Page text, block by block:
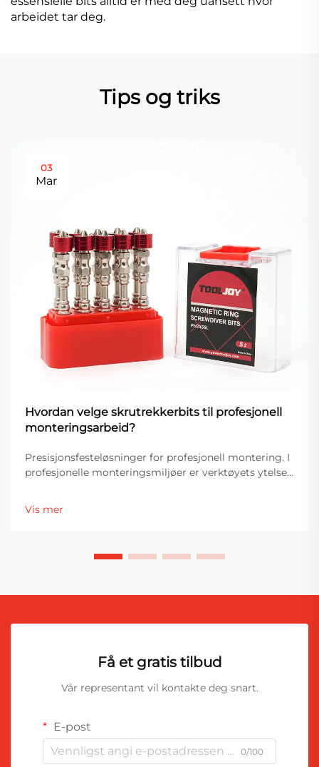
arbeidet tar deg.
Tips og triks
03
Mar
Hvordan velge skrutrekkerbits til profesjonell
monteringsarbeid?
Presisjonsfesteløsninger for profesjonell montering. I
profesjonelle monteringsmiljøer er verktøyets ytelse
produktkvalitet. Blant de viktigste komponentene i
festesystemer er skruemaskinbitar...
Vis mer
Få et gratis tilbud
Vår representant vil kontakte deg snart.
E-post
0/100